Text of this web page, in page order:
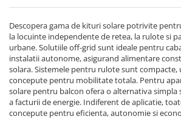
Acumulatori Litiu
Acumulatori Gel
Acumulatori Moto
Electronice
Invertoare Tensiune
Roboti Pornire Auto
Descopera gama de kituri solare potrivite
la locuinte independente de retea, la rulote si
urbane. Solutiile off-grid sunt ideale pentru
instalatii autonome, asigurand alimentare
solara. Sistemele pentru rulote sunt compacte,
concepute pentru mobilitate totala. Pentru
solare pentru balcon ofera o alternativa simpla
a facturii de energie. Indiferent de aplicatie,
concepute pentru eficienta, autonomie si